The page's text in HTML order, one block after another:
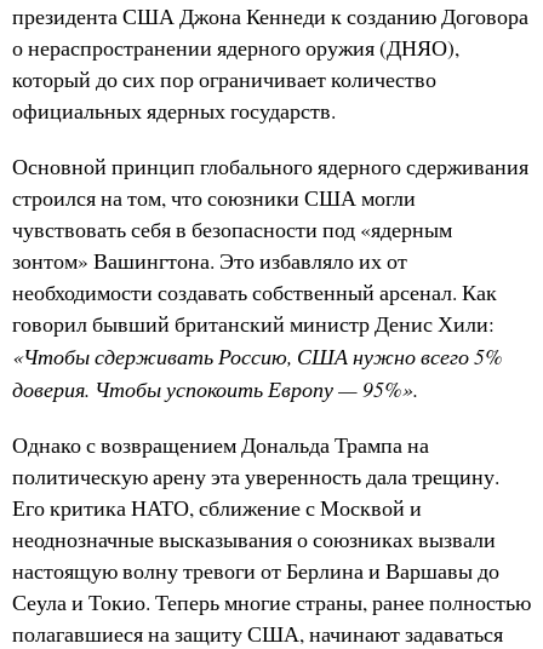
президента США Джона Кеннеди к созданию Договора
о нераспространении ядерного оружия (ДНЯО),
который до сих пор ограничивает количество
официальных ядерных государств.
Основной принцип глобального ядерного сдерживания
строился на том, что союзники США могли
чувствовать себя в безопасности под «ядерным
зонтом» Вашингтона. Это избавляло их от
необходимости создавать собственный арсенал. Как
говорил бывший британский министр Денис Хили:
«Чтобы сдерживать Россию, США нужно всего 5%
доверия. Чтобы успокоить Европу — 95%».
Однако с возвращением Дональда Трампа на
политическую арену эта уверенность дала трещину.
Его критика НАТО, сближение с Москвой и
неоднозначные высказывания о союзниках вызвали
настоящую волну тревоги от Берлина и Варшавы до
Сеула и Токио. Теперь многие страны, ранее полностью
полагавшиеся на защиту США, начинают задаваться